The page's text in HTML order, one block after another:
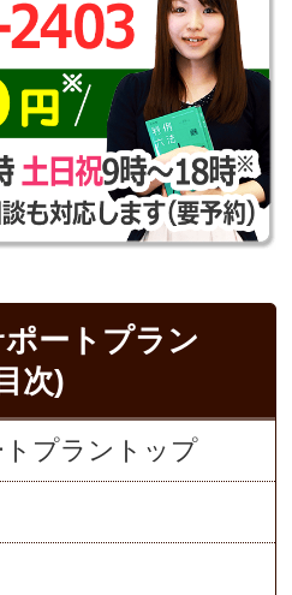
ートプラン
次)
プラントップ